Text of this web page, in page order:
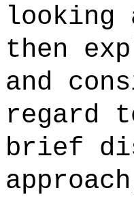
looking
then
and
regard
brief